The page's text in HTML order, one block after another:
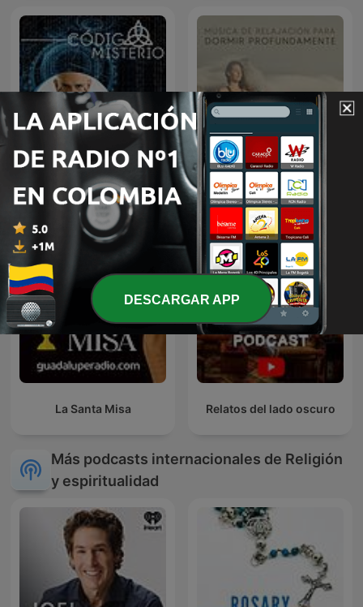
Código Misterio
Música de Relajación para
DORMIR
La Santa Misa Relatos del lado oscuro
Más podcasts internacionales de Religión
y espiritualidad
DESCARGAR APP